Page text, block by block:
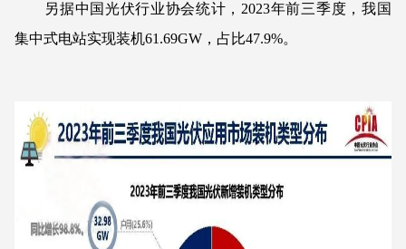
另据中国光伏行业协会统计，2023年前三季度，我国
集中式电站实现装机61.69GW，占比47.9%。